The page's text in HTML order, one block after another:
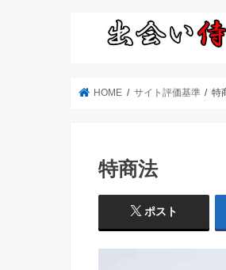
HOME サイト評価基準 特
特商法
ポスト